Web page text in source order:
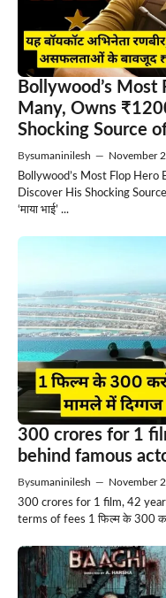
Bollywood’s
Many, Owns
Shocking Source
Bysumaninilesh — November
Bollywood’s Most Flop
Discover His Shocking Source
‘माया भाई’ ...
300 crores for 1
behind famous
Bysumaninilesh — November
300 crores for 1 film, 42
terms of fees 1 फिल्म के 300